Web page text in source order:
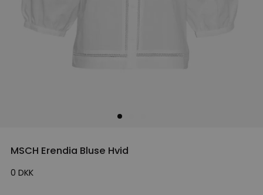
MSCH Erendia Bluse Hvid
0 DKK